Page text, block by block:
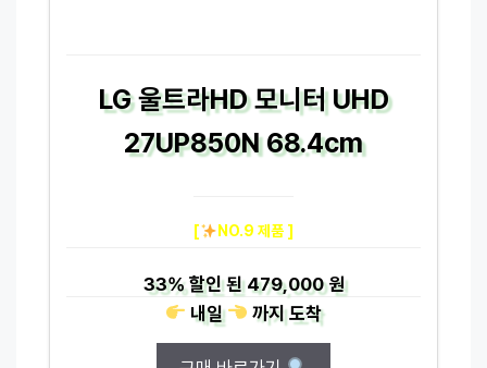
LG 울트라HD 모니터 UHD
27UP850N 68.4cm
[ NO.9 제품 ]
33%할인 된479,000 원
내일
까지도착